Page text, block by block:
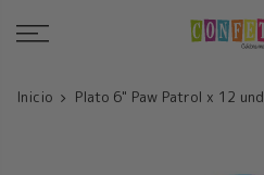
Inicio Plato 6" Paw Patrol x 12 und